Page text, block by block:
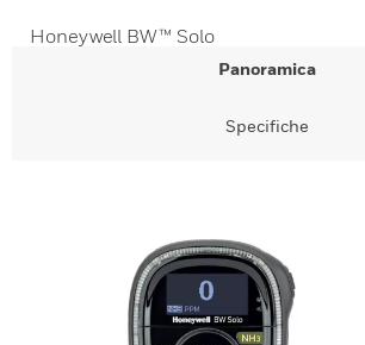
Honeywell BW™ Solo
Panoramica
Specifiche